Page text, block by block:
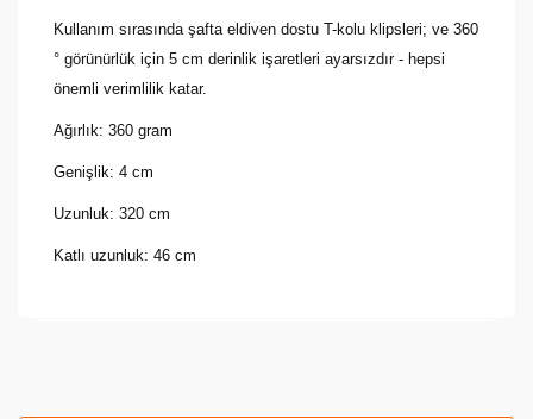
Kullanım sırasında şafta eldiven dostu T-kolu klipsleri; ve 360
° görünürlük için 5 cm derinlik işaretleri ayarsızdır - hepsi
önemli verimlilik katar.
Ağırlık: 360 gram
Genişlik: 4 cm
Uzunluk: 320 cm
Katlı uzunluk: 46 cm